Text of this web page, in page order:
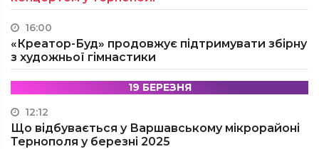
16:00
«Креатор-Буд» продовжує підтримувати збірну
з художньої гімнастики
19 БЕРЕЗНЯ
12:12
Що відбувається у Варшавському мікрорайоні
Тернополя у березні 2025